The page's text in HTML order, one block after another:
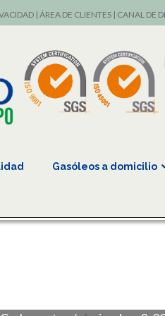
| ÁREA DE CLIENTES| CANAL DE
Gasóleos a domicilio